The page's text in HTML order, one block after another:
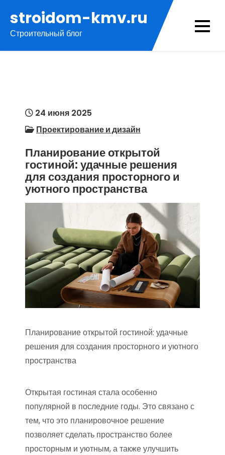
содержимому
stroidom-kmv.ru
Строительный блог
24 июня 2025
Проектирование и дизайн
Планирование открытой
гостиной: удачные решения
для создания просторного и
уютного пространства
Планирование открытой гостиной: удачные
решения для создания просторного и уютного
пространства
Открытая гостиная стала особенно
популярной в последние годы. Это связано с
тем, что это планировочное решение
позволяет сделать пространство более
просторным и уютным, а также улучшить